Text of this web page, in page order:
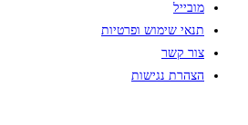
מובייל
תנאי שימוש ופרטיות
צור קשר
הצהרת נגישות